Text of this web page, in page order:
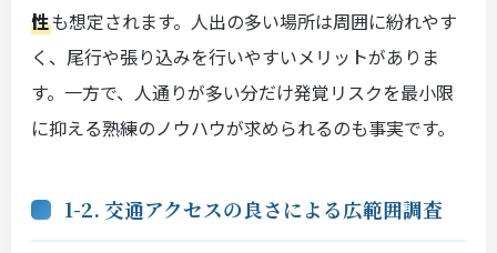
性も想定されます。人出の多い場所は周囲に紛れやす
く、尾行や張り込みを行いやすいメリットがありま
す。一方で、人通りが多い分だけ発覚リスクを最小限
に抑える熟練のノウハウが求められるのも事実です。
1-2. 交通アクセスの良さによる広範囲調査